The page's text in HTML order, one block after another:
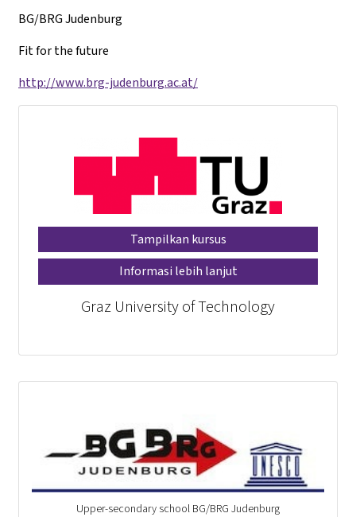
BG/BRG Judenburg
Fit for the future
http://www.brg-judenburg.ac.at/
Tampilkan kursus
Informasi lebih lanjut
Graz University of Technology
Upper-secondary school BG/BRG Judenburg